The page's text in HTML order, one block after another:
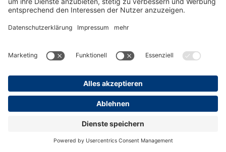
10. Tierkontrolle und
Interpretation der Alarmlisten
Da der Tränkeautomat viel Arbeit im Kälberstall einspart,
sieht man die Kälber nicht mehr so häufig, wie bei der
traditionellen Eimertränke. Es lohnt sich also einen Teil der
eingesparten Zeit in die Beobachtung und